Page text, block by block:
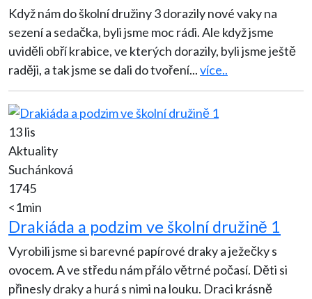
Když nám do školní družiny 3 dorazily nové vaky na
sezení a sedačka, byli jsme moc rádi. Ale když jsme
uviděli obří krabice, ve kterých dorazily, byli jsme ještě
raději, a tak jsme se dali do tvoření...více..
13 lis
Aktuality
Suchánková
1745
<1min
Drakiáda a podzim ve školní družině 1
Vyrobili jsme si barevné papírové draky a ježečky s
ovocem. A ve středu nám přálo větrné počasí. Děti si
přinesly draky a hurá s nimi na louku. Draci krásně